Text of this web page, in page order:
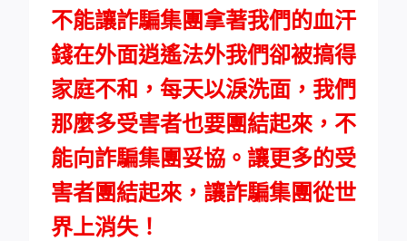
不能讓詐騙集團拿著我們的血汗
錢在外面逍遙法外我們卻被搞得
家庭不和，每天以淚洗面，我們
那麼多受害者也要團結起來，不
能向詐騙集團妥協。讓更多的受
害者團結起來，讓詐騙集團從世
界上消失！